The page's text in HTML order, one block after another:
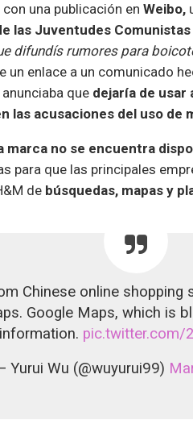
una publicación en Weibo,
las Juventudes Comunistas
difundís rumores para
un enlace a un comunicado
que dejaría de usar
las acusaciones del uso de
marca no se encuentra
para que las principales
de búsquedas, mapas y
Chinese online
Google Maps, which is
information. pic.twitter.com/
Yurui Wu (@wuyurui99)